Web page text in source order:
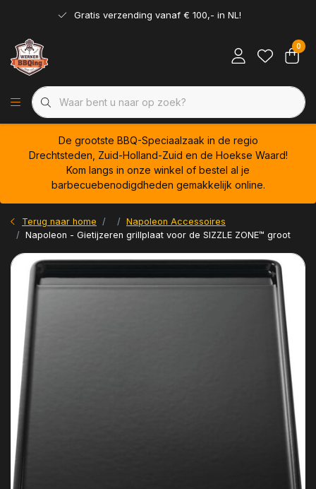
Gratis verzending vanaf € 100,- in NL!
0
De grootste BBQ-Speciaalzaak in de regio
Drechtsteden, Zuid-Holland-Zuid en de Hoekse Waard!
Kom langs in onze winkel of bestel al je
barbecuebenodigdheden gemakkelijk online.
Terug naar home
Napoleon Accessoires
Napoleon - Gietijzeren grillplaat voor de SIZZLE ZONE™ groot